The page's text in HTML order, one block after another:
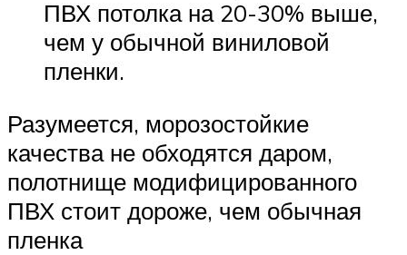
ПВХ потолка на 20-30% выше,
чем у обычной виниловой
пленки.
Разумеется, морозостойкие
качества не обходятся даром,
полотнище модифицированного
ПВХ стоит дороже, чем обычная
пленка